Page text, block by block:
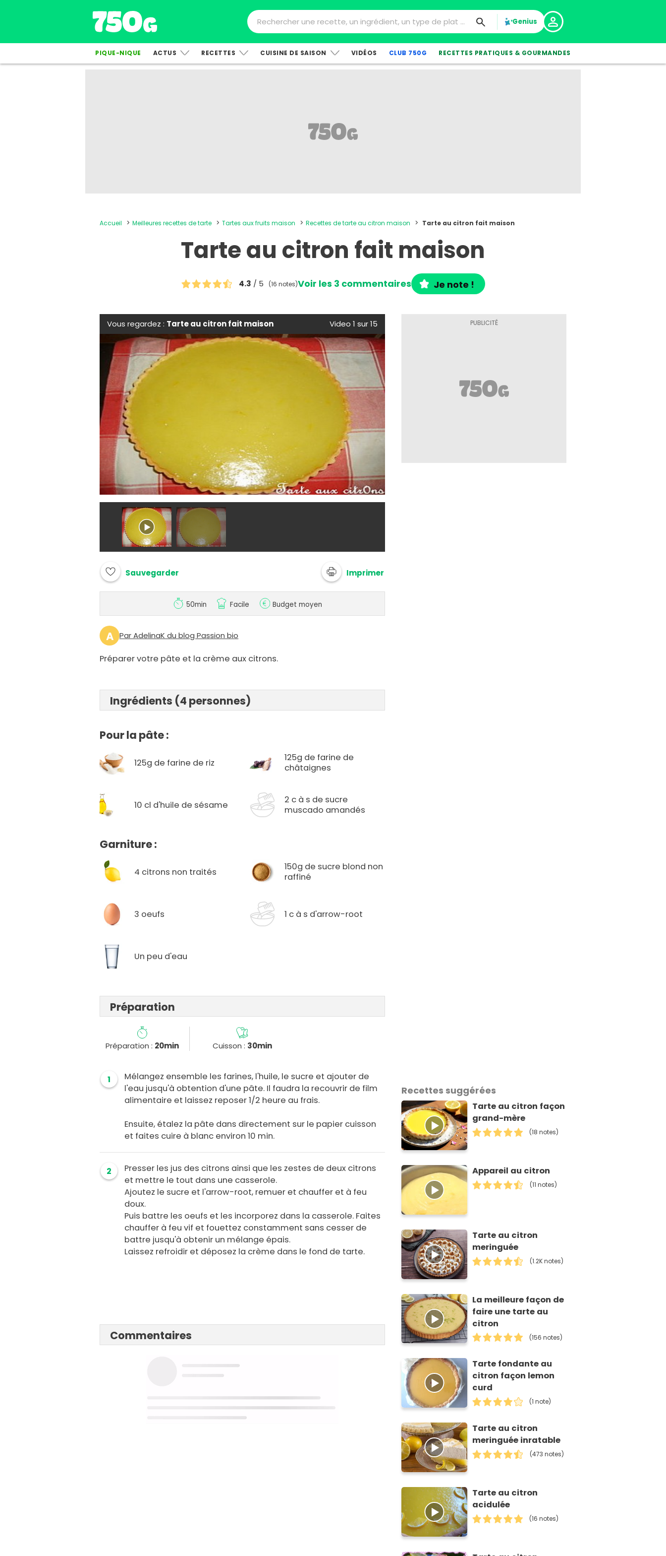
Genius
PIQUE-NIQUE ACTUS RECETTES CUISINE DE SAISON VIDÉOS CLUB 750G RECETTES PRATIQUES & GOURMANDES
Accueil Meilleures recettes de tarte Tartes aux fruits maison Recettes de tarte au citron maison Tarte au citron fait maison
Tarte au citron fait maison
4.3 / 5 (16 notes)Voir les 3 commentaires Je note !
Vous regardez : Tarte au citron fait maison Video 1 sur 15
Sauvegarder Imprimer
50min Facile Budget moyen
A Par AdelinaK du blog Passion bio
Préparer votre pâte et la crème aux citrons.
Ingrédients (4 personnes)
Pour la pâte :
125g de farine de riz
125g de farine de
châtaignes
10 cl d'huile de sésame
2 c à s de sucre
muscado amandés
Garniture :
4 citrons non traités
150g de sucre blond non
raffiné
3 oeufs 1 c à s d'arrow-root
Un peu d'eau
Préparation
Préparation : 20min Cuisson : 30min
1
Mélangez ensemble les farines, l'huile, le sucre et ajouter de
l'eau jusqu'à obtention d'une pâte. Il faudra la recouvrir de film
alimentaire et laissez reposer 1/2 heure au frais.
Ensuite, étalez la pâte dans directement sur le papier cuisson
et faites cuire à blanc environ 10 min.
2
Presser les jus des citrons ainsi que les zestes de deux citrons
et mettre le tout dans une casserole.
Ajoutez le sucre et l'arrow-root, remuer et chauffer et à feu
doux.
Puis battre les oeufs et les incorporez dans la casserole. Faites
chauffer à feu vif et fouettez constamment sans cesser de
battre jusqu'à obtenir un mélange épais.
Laissez refroidir et déposez la crème dans le fond de tarte.
Commentaires
Recettes suggérées
Tarte au citron façon
grand-mère
(18 notes)
Appareil au citron
(11 notes)
Tarte au citron
meringuée
(1.2K notes)
La meilleure façon de
faire une tarte au
citron
(156 notes)
Tarte fondante au
citron façon lemon
curd
(1 note)
Tarte au citron
meringuée inratable
(473 notes)
Tarte au citron
acidulée
(16 notes)